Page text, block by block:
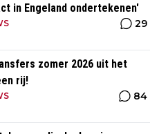
in Engeland ondertekenen'
29
zomer 2026 uit het
rij!
84